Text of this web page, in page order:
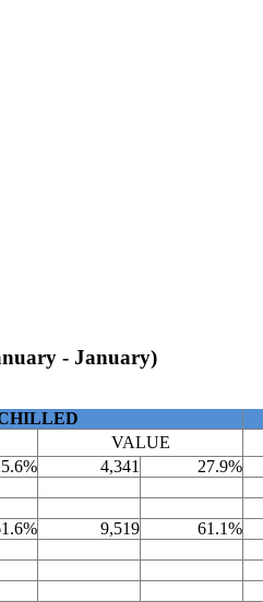
- January)
VALUE
4,341 27.9%
9,519 61.1%